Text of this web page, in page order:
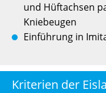
und Hüftachsen
Kniebeugen
Einführung in
Kriterien der